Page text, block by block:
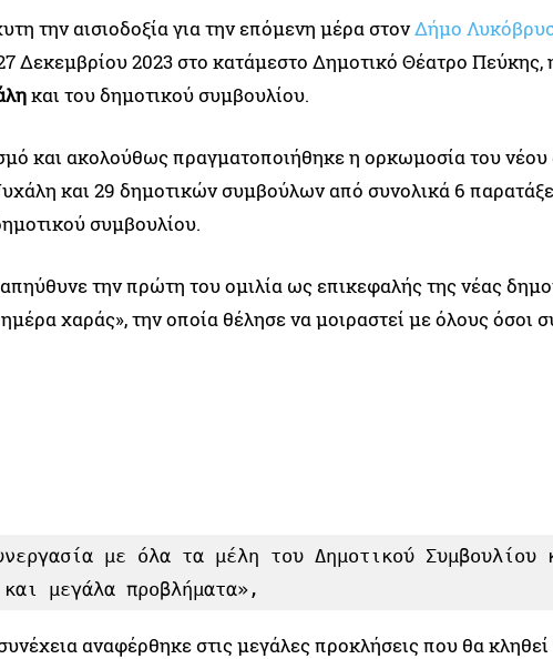
την αισιοδοξία για την επόμενη μέρα στονΔήμο
Δεκεμβρίου 2023 στο κατάμεστο Δημοτικό Θέατρο
και του δημοτικού συμβουλίου.
και ακολούθως πραγματοποιήθηκε η ορκωμοσία του
και 29 δημοτικών συμβούλων από συνολικά 6
συμβουλίου.
την πρώτη του ομιλία ως επικεφαλής της νέας
χαράς», την οποία θέλησε να μοιραστεί με όλους όσοι
με όλα τα μέλη του Δημοτικού Συμβουλίου
μεγάλα προβλήματα»,
αναφέρθηκε στις μεγάλες προκλήσεις που θα κληθεί